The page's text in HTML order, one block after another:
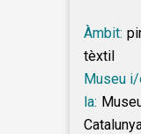
Àmbit:
tèxtil
Museu i/
la: